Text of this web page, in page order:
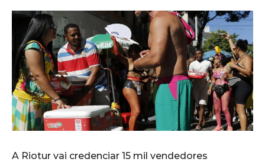
A Riotur vai credenciar 15 mil vendedores